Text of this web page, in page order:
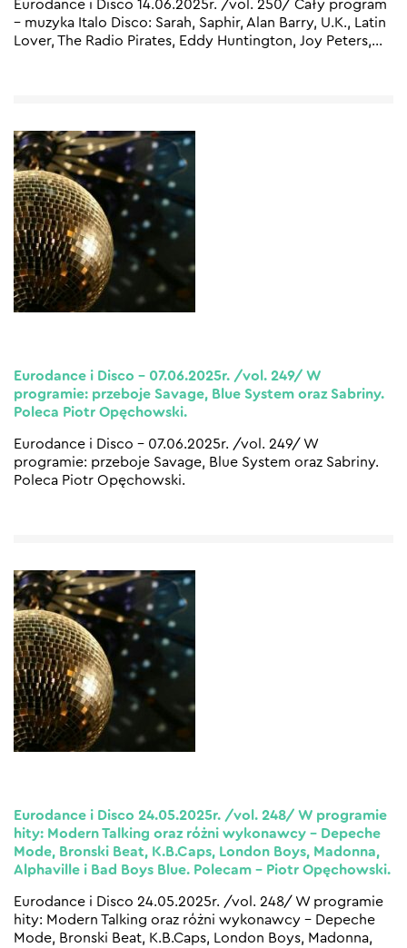
Eurodance i Disco 14.06.2025r. /vol. 250/ Cały program
– muzyka Italo Disco: Sarah, Saphir, Alan Barry, U.K., Latin
Lover, The Radio Pirates, Eddy Huntington, Joy Peters,…
Eurodance i Disco – 07.06.2025r. /vol. 249/ W
programie: przeboje Savage, Blue System oraz Sabriny.
Poleca Piotr Opęchowski.
Eurodance i Disco – 07.06.2025r. /vol. 249/ W
programie: przeboje Savage, Blue System oraz Sabriny.
Poleca Piotr Opęchowski.
Eurodance i Disco 24.05.2025r. /vol. 248/ W programie
hity: Modern Talking oraz różni wykonawcy – Depeche
Mode, Bronski Beat, K.B.Caps, London Boys, Madonna,
Alphaville i Bad Boys Blue. Polecam – Piotr Opęchowski.
Eurodance i Disco 24.05.2025r. /vol. 248/ W programie
hity: Modern Talking oraz różni wykonawcy – Depeche
Mode, Bronski Beat, K.B.Caps, London Boys, Madonna,